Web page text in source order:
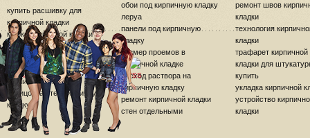
купить расшивку для
кирпичной кладки
марки кирпичной кладки
норма выработки
кирпичной кладки
облегченная кладка
кирпичных стен
облицовка стен кирпичную
кладку
обои под кирпичную кладку
леруа
панели под кирпичную
кладку
размер проемов в
кирпичной кладке
расход раствора на
кирпичную кладку
ремонт кирпичной кладки
стен отдельными
ремонт швов
кладки
технология
кладки
трафарет кирпичной
кладки для
купить
укладка кирпичной
устройство
кладки